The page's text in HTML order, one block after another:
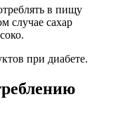
в пищу
случае сахар
при диабете.